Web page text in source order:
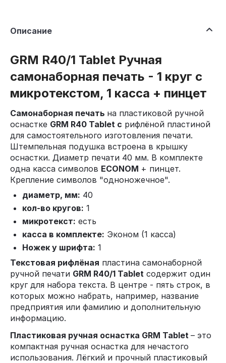
Описание
GRM R40/1 Tablet Ручная
самонаборная печать - 1 круг с
микротекстом, 1 касса + пинцет
Самонаборная печать на пластиковой ручной
оснастке GRM R40 Tablet c рифлёной пластиной
для самостоятельного изготовления печати.
Штемпельная подушка встроена в крышку
оснастки. Диаметр печати 40 мм. В комплекте
одна касса символов ECONOM + пинцет.
Крепление символов "одноножечное".
диаметр, мм: 40
кол-во кругов: 1
микротекст: есть
касса в комплекте: Эконом (1 касса)
Ножек у шрифта: 1
Текстовая рифлёная пластина самонаборной
ручной печати GRM R40/1 Tablet содержит один
круг для набора текста. В центре - пять строк, в
которых можно набрать, например, название
предприятия или фамилию и дополнительную
информацию.
Пластиковая ручная оснастка GRM Tablet – это
компактная ручная оснастка для нечастого
использования. Лёгкий и прочный пластиковый